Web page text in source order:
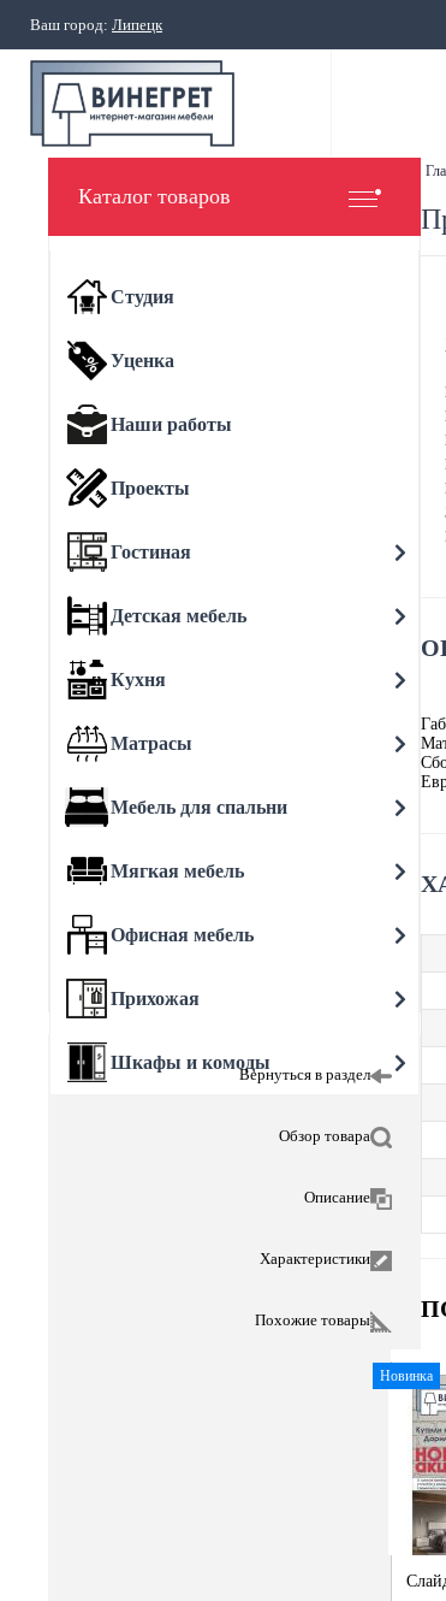
Ваш город: Липецк
Каталог товаров
Студия
Уценка
Наши работы
Проекты
Гостиная
Детская мебель
Кухня
Матрасы
Мебель для спальни
Мягкая мебель
Офисная мебель
Прихожая
Шкафы и комоды
Вернуться в раздел
Обзор товара
Описание
Характеристики
Похожие товары
Новинка